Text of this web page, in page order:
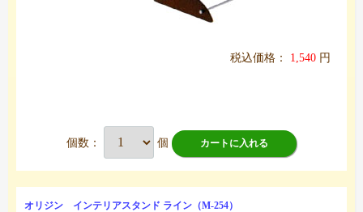
税込価格： 1,540 円
個数： 個 カートに入れる
オリジン インテリアスタンド ライン（M-254）